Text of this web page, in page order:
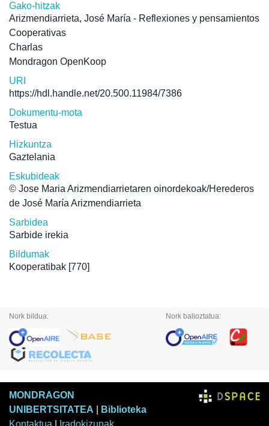
Gako-hitzak
Arizmendiarrieta, José María - Reflexiones y pensamientos
Cooperativas
Charlas
Mondragon OpenKoop
URI
https://hdl.handle.net/20.500.11984/7386
Dokumentu-mota
Testua
Hizkuntza
Gaztelania
Eskubideak
© Jose Maria Arizmendiarrietaren oinordekoak/Herederos
de José María Arizmendiarrieta
Sarbidea
Sarbide irekia
Bildumak
Kooperatibak [770]
Nork bildua: Nork balioztatua:
MONDRAGON
UNIBERTSITATEA
Biblioteka